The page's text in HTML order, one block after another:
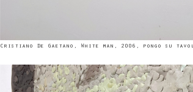
Cristiano De Gaetano, White man, 2006, pongo su